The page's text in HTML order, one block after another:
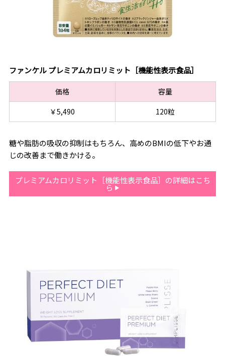
ファンケル プレミアムカロリミット［機能性表示食品］
価格
容量
￥5,490
120粒
糖や脂肪の吸収の抑制はもちろん、高めのBMIの低下やお通
じの改善まで働きかける。
プレミアムカロリミット［機能性表示食品］の詳細はこち
ら